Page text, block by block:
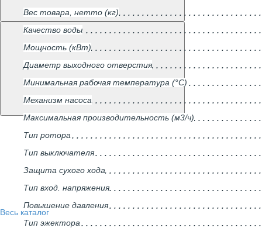
Весь каталог
Вес товара, нетто (кг)
Качество воды
Мощность (кВт)
Диаметр выходного отверстия
Минимальная рабочая температура (°С)
Механизм насоса
Максимальная производительность (м3/ч)
Тип ротора
Тип выключателя
Защита сухого хода
Тип вход. напряжения
Повышение давления
Тип эжектора